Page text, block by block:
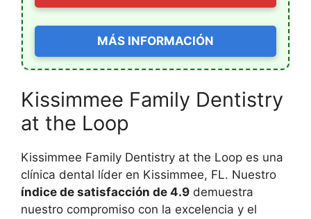
MÁS INFORMACIÓN
Kissimmee Family Dentistry
at the Loop
Kissimmee Family Dentistry at the Loop es una
clínica dental líder en Kissimmee, FL. Nuestro
índice de satisfacción de 4.9 demuestra
nuestro compromiso con la excelencia y el